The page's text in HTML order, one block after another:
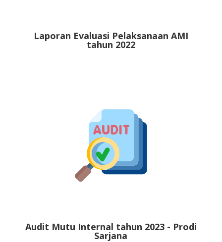
Laporan Evaluasi Pelaksanaan AMI
tahun 2022
Audit Mutu Internal tahun 2023 - Prodi
Sarjana